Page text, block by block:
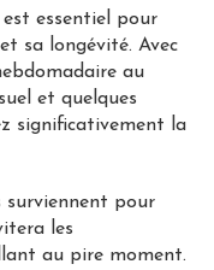
essentiel pour
sa longévité. Avec
au
et quelques
significativement la
surviennent pour
les
au pire moment.